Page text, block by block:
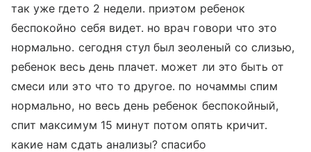
так уже гдето 2 недели. приэтом ребенок
беспокойно себя видет. но врач говори что это
нормально. сегодня стул был зеоленый со слизью,
ребенок весь день плачет. может ли это быть от
смеси или это что то другое. по ночаммы спим
нормально, но весь день ребенок беспокойный,
спит максимум 15 минут потом опять кричит.
какие нам сдать анализы? спасибо